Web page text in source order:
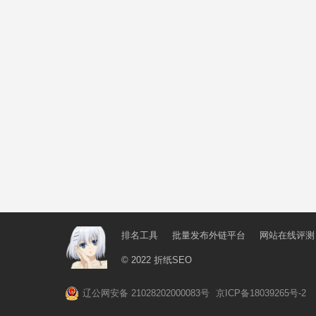
排名工具 批量发布外链平台 网站在线评测
© 2022 折纸SEO
辽公网安备 21028202000083号 京ICP备18039265号-2